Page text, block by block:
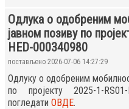
Одлука о одобреним
јавном позиву по
HED-000340980
постављено 2026-07-06 14:27:29
Одлуку о одобреним
по пројекту 2025-1-
погледати ОВДЕ.